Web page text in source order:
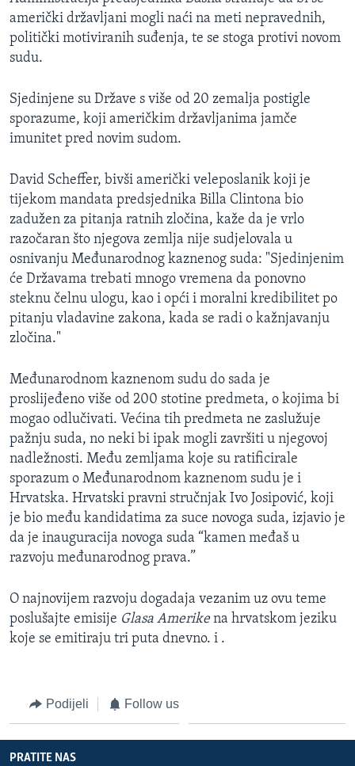
američki državljani mogli naći na meti nepravednih,
politički motiviranih suđenja, te se stoga protivi novom
sudu.
Sjedinjene su Države s više od 20 zemalja postigle
sporazume, koji američkim državljanima jamče
imunitet pred novim sudom.
David Scheffer, bivši američki veleposlanik koji je
tijekom mandata predsjednika Billa Clintona bio
zadužen za pitanja ratnih zločina, kaže da je vrlo
razočaran što njegova zemlja nije sudjelovala u
osnivanju Međunarodnog kaznenog suda: "Sjedinjenim
će Državama trebati mnogo vremena da ponovno
steknu čelnu ulogu, kao i opći i moralni kredibilitet po
pitanju vladavine zakona, kada se radi o kažnjavanju
zločina."
Međunarodnom kaznenom sudu do sada je
proslijeđeno više od 200 stotine predmeta, o kojima bi
mogao odlučivati. Većina tih predmeta ne zaslužuje
pažnju suda, no neki bi ipak mogli završiti u njegovoj
nadležnosti. Među zemljama koje su ratificirale
sporazum o Međunarodnom kaznenom sudu je i
Hrvatska. Hrvatski pravni stručnjak Ivo Josipović, koji
je bio među kandidatima za suce novoga suda, izjavio je
da je inauguracija novoga suda “kamen međaš u
razvoju međunarodnog prava.”
O najnovijem razvoju dogadaja vezanim uz ovu teme
poslušajte emisije Glasa Amerikena hrvatskom jeziku
koje se emitiraju tri puta dnevno. i .
Podijeli Follow us
PRATITE NAS